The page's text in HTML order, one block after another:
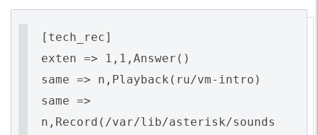
[tech_rec]
exten => 1,1,Answer()
same => n,Playback(ru/vm-intro)
same =>
n,Record(/var/lib/asterisk/sounds